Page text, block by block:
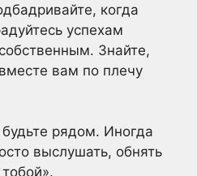
когда
успехам
Знайте,
вам по плечу
рядом. Иногда
выслушать, обнять